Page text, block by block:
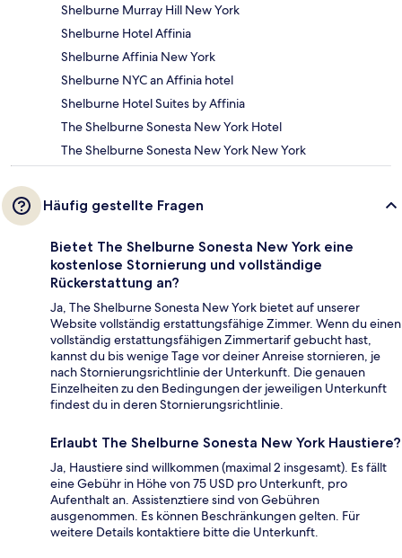
Shelburne Murray Hill New York
Shelburne Hotel Affinia
Shelburne Affinia New York
Shelburne NYC an Affinia hotel
Shelburne Hotel Suites by Affinia
The Shelburne Sonesta New York Hotel
The Shelburne Sonesta New York New York
Häufig gestellte Fragen
Bietet The Shelburne Sonesta New York eine
kostenlose Stornierung und vollständige
Rückerstattung an?
Ja, The Shelburne Sonesta New York bietet auf unserer
Website vollständig erstattungsfähige Zimmer. Wenn du einen
vollständig erstattungsfähigen Zimmertarif gebucht hast,
kannst du bis wenige Tage vor deiner Anreise stornieren, je
nach Stornierungsrichtlinie der Unterkunft. Die genauen
Einzelheiten zu den Bedingungen der jeweiligen Unterkunft
findest du in deren Stornierungsrichtlinie.
Erlaubt The Shelburne Sonesta New York Haustiere?
Ja, Haustiere sind willkommen (maximal 2 insgesamt). Es fällt
eine Gebühr in Höhe von 75 USD pro Unterkunft, pro
Aufenthalt an. Assistenztiere sind von Gebühren
ausgenommen. Es können Beschränkungen gelten. Für
weitere Details kontaktiere bitte die Unterkunft.